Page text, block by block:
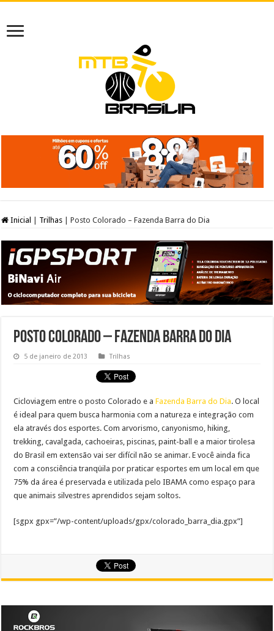
Inicial Trilhas Posto Colorado – Fazenda Barra do Dia
Posto Colorado – Fazenda Barra do Dia
5 de janeiro de 2013 Trilhas
Cicloviagem entre o posto Colorado e aFazenda Barra do Dia. O local
é ideal para quem busca harmonia com a natureza e integração com
ela através dos esportes. Com arvorismo, canyonismo, hiking,
trekking, cavalgada, cachoeiras, piscinas, paint-ball e a maior tirolesa
do Brasil em extensão vai ser difícil não se animar. E você ainda fica
com a consciência tranqüila por praticar esportes em um local em que
75% da área é preservada e utilizada pelo IBAMA como espaço para
que animais silvestres aprendidos sejam soltos.
[sgpx gpx=”/wp-content/uploads/gpx/colorado_barra_dia.gpx”]